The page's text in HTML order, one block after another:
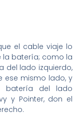
el cable viaje lo
la batería; como la
del lado izquierdo,
ese mismo lado, y
batería del lado
y Pointer, don el